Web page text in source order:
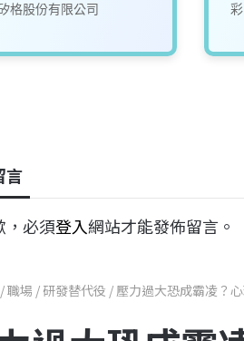
格股份有限公司
言
，必須登入網站才能發佈留言。